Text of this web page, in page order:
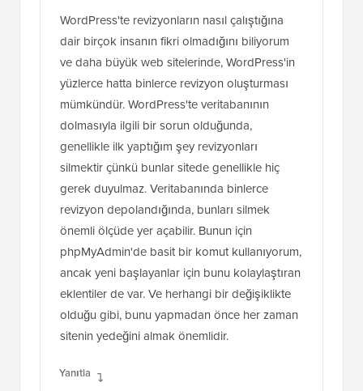
WordPress'te revizyonların nasıl çalıştığına
dair birçok insanın fikri olmadığını biliyorum
ve daha büyük web sitelerinde, WordPress'in
yüzlerce hatta binlerce revizyon oluşturması
mümkündür. WordPress'te veritabanının
dolmasıyla ilgili bir sorun olduğunda,
genellikle ilk yaptığım şey revizyonları
silmektir çünkü bunlar sitede genellikle hiç
gerek duyulmaz. Veritabanında binlerce
revizyon depolandığında, bunları silmek
önemli ölçüde yer açabilir. Bunun için
phpMyAdmin'de basit bir komut kullanıyorum,
ancak yeni başlayanlar için bunu kolaylaştıran
eklentiler de var. Ve herhangi bir değişiklikte
olduğu gibi, bunu yapmadan önce her zaman
sitenin yedeğini almak önemlidir.
Yanıtla